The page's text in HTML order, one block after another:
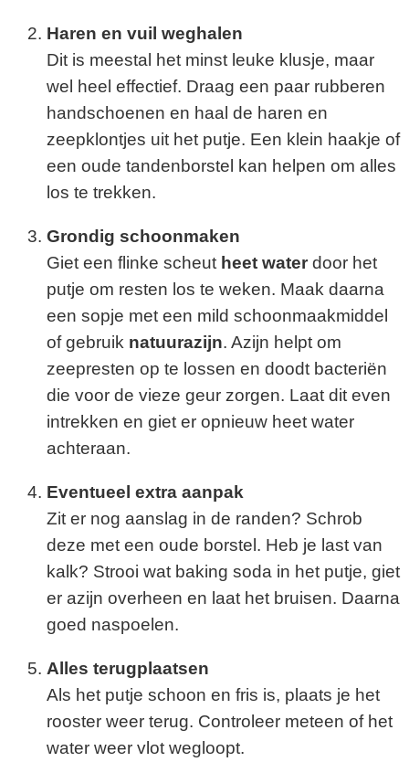
Haren en vuil weghalen
Dit is meestal het minst leuke klusje, maar
wel heel effectief. Draag een paar rubberen
handschoenen en haal de haren en
zeepklontjes uit het putje. Een klein haakje of
een oude tandenborstel kan helpen om alles
los te trekken.
Grondig schoonmaken
Giet een flinke scheut heet waterdoor het
putje om resten los te weken. Maak daarna
een sopje met een mild schoonmaakmiddel
of gebruik natuurazijn. Azijn helpt om
zeepresten op te lossen en doodt bacteriën
die voor de vieze geur zorgen. Laat dit even
intrekken en giet er opnieuw heet water
achteraan.
Eventueel extra aanpak
Zit er nog aanslag in de randen? Schrob
deze met een oude borstel. Heb je last van
kalk? Strooi wat baking soda in het putje, giet
er azijn overheen en laat het bruisen. Daarna
goed naspoelen.
Alles terugplaatsen
Als het putje schoon en fris is, plaats je het
rooster weer terug. Controleer meteen of het
water weer vlot wegloopt.